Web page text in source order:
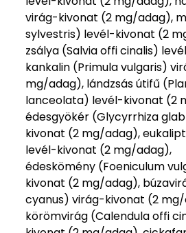
virág-kivonat (2 mg/adag),
sylvestris) levél-kivonat (2
zsálya (Salvia offi cinalis)
kankalin (Primula vulgaris)
mg/adag), lándzsás útifű
lanceolata) levél-kivonat (2
édesgyökér (Glycyrrhiza
kivonat (2 mg/adag),
levél-kivonat (2 mg/adag),
édeskömény (Foeniculum
kivonat (2 mg/adag),
cyanus) virág-kivonat (2
körömvirág (Calendula offi